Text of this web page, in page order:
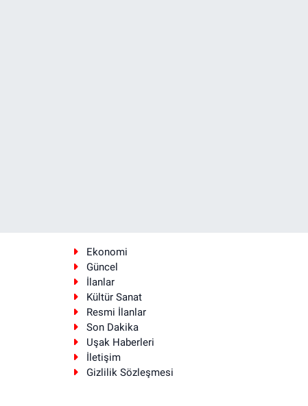
Ekonomi
Güncel
İlanlar
Kültür Sanat
Resmi İlanlar
Son Dakika
Uşak Haberleri
İletişim
Gizlilik Sözleşmesi